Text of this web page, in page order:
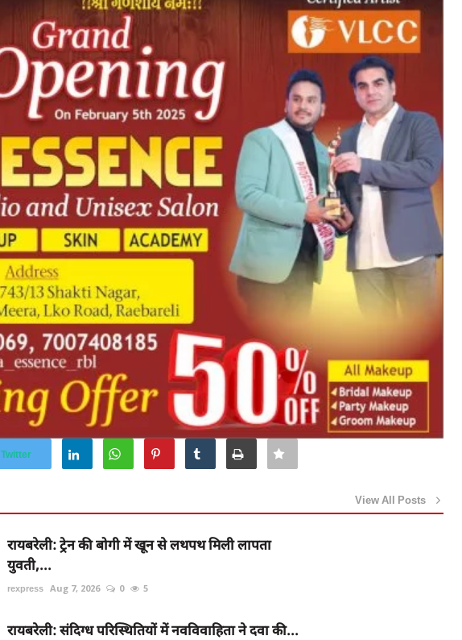
Twitter
View All Posts
रायबरेली: ट्रेन की बोगी में खून से लथपथ मिली लापता
युवती,...
rexpress Aug 7, 2026 0 5
रायबरेली: संदिग्ध परिस्थितियों में नवविवाहिता ने दवा की...